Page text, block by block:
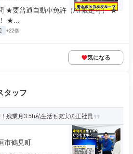
★要普通自動車免許（AT限定可） ★
★...
+22個
気になる
タッフ
残業月3.5h私生活も充実の正社員
市鶴見町